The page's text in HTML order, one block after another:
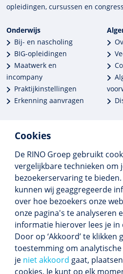
Cookies
De RINO Groep gebruikt
vergelijkbare technieken om
bezoekerservaring te
kunnen wij geaggregeerde
over hoe bezoekers onze
onze pagina's te analyseren
informatie hierover lees je in
Door op ‘Akkoord’ te klikken
toestemming om
je niet akkoord gaat,
cookies. Je kunt op elk
opleidingen, cursussen en
Onderwijs
Bij- en nascholing
BIG-opleidingen
Maatwerk en
incompany
Praktijkinstellingen
Erkenning aanvragen
Meer dan 250
Alle BIG-
Cedeo-erkend en
Gemiddelde
Volg ons
Blijf op de hoogte van het
aanbod en ons